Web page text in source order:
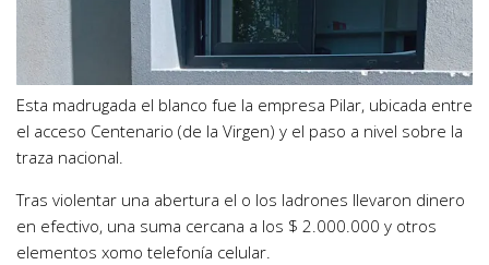
Esta madrugada el blanco fue la empresa Pilar, ubicada entre
el acceso Centenario (de la Virgen) y el paso a nivel sobre la
traza nacional.
Tras violentar una abertura el o los ladrones llevaron dinero
en efectivo, una suma cercana a los $ 2.000.000 y otros
elementos xomo telefonía celular.